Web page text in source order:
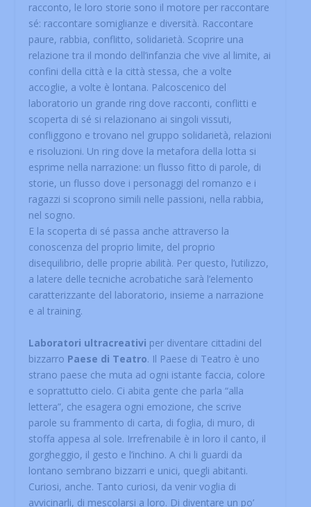
racconto, le loro storie sono il motore per raccontare
sé: raccontare somiglianze e diversità. Raccontare
paure, rabbia, conflitto, solidarietà. Scoprire una
relazione tra il mondo dell’infanzia che vive al limite, ai
confini della città e la città stessa, che a volte
accoglie, a volte è lontana. Palcoscenico del
laboratorio un grande ring dove racconti, conflitti e
scoperta di sé si relazionano ai singoli vissuti,
confliggono e trovano nel gruppo solidarietà, relazioni
e risoluzioni. Un ring dove la metafora della lotta si
esprime nella narrazione: un flusso fitto di parole, di
storie, un flusso dove i personaggi del romanzo e i
ragazzi si scoprono simili nelle passioni, nella rabbia,
nel sogno.
E la scoperta di sé passa anche attraverso la
conoscenza del proprio limite, del proprio
disequilibrio, delle proprie abilità. Per questo, l’utilizzo,
a latere delle tecniche acrobatiche sarà l’elemento
caratterizzante del laboratorio, insieme a narrazione
e al training.
Laboratori ultracreativi per diventare cittadini del
bizzarro Paese di Teatro. Il Paese di Teatro è uno
strano paese che muta ad ogni istante faccia, colore
e soprattutto cielo. Ci abita gente che parla “alla
lettera”, che esagera ogni emozione, che scrive
parole su frammento di carta, di foglia, di muro, di
stoffa appesa al sole. Irrefrenabile è in loro il canto, il
gorgheggio, il gesto e l’inchino. A chi li guardi da
lontano sembrano bizzarri e unici, quegli abitanti.
Curiosi, anche. Tanto curiosi, da venir voglia di
avvicinarli, di mescolarsi a loro. Di diventare un po’